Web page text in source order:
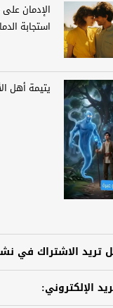
الإدمان
استجابة
يتيمة أهل
تريد الاشتراك في
الإلكتروني: